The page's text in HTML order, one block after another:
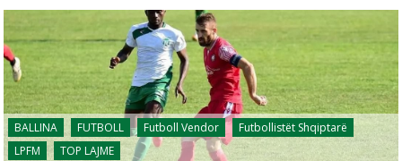
BALLINA FUTBOLL Futboll Vendor
Futbollistët Shqiptarë
LPFM
TOP LAJME